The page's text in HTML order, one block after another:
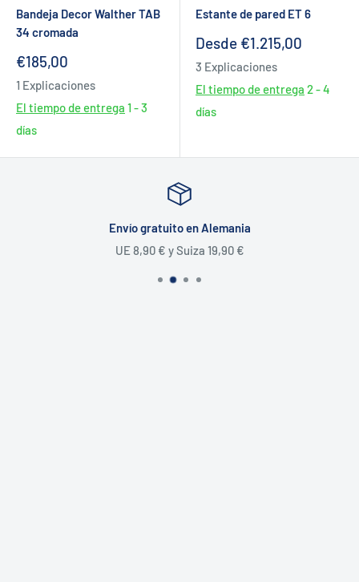
Bandeja Decor Walther TAB
34 cromada
Precio
venta
€185,00
1 Explicaciones
El tiempo de entrega 1 - 3
días
Estante de pared ET 6
Precio
venta
Desde €1.215,00
3 Explicaciones
El tiempo de entrega 2 - 4
días
Envío gratuito en Alemania
UE 8,90 € y Suiza 19,90 €